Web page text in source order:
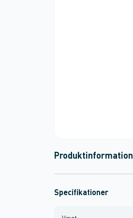
Produktinformation
Specifikationer